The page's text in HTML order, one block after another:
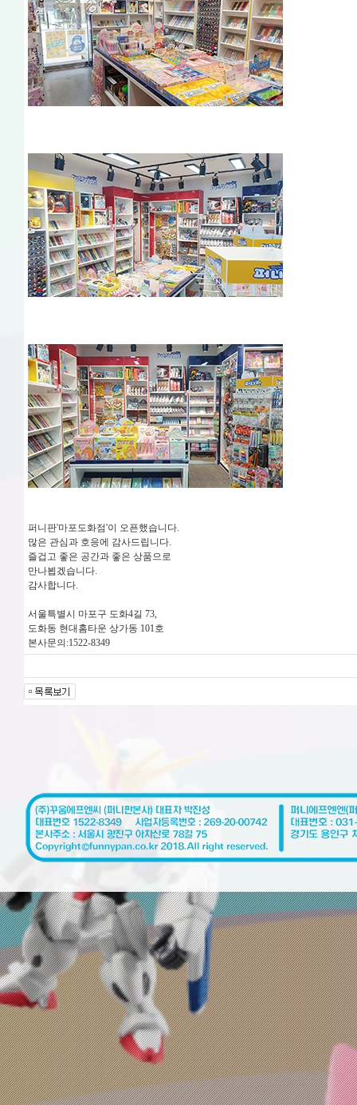
퍼니판'마포도화점'이 오픈했습니다.
많은 관심과 호응에 감사드립니다.
즐겁고 좋은 공간과 좋은 상품으로
만나뵙겠습니다.
감사합니다.
서울특별시 마포구 도화4길 73,
도화동 현대홈타운 상가동 101호
본사문의:1522-8349